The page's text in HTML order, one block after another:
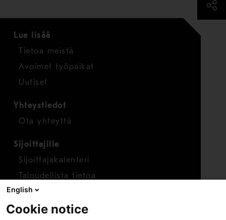
Lue lisää
Tietoa meistä
Avoimet työpaikat
Uutiset
Yhteystiedot
Ota yhteyttä
Sijoittajille
Sijoittajakalenteri
Taloudellista tietoa
Osakkeet
Raportoi huolenaihe
English
Cookie notice